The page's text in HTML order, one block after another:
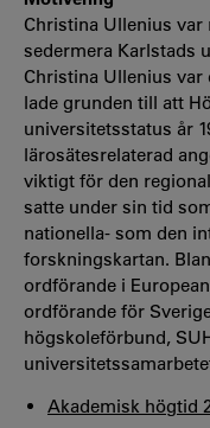
Christina Ullenius var
sedermera Karlstads
Christina Ullenius var
lade grunden till att
universitetsstatus år
lärosätesrelaterad
viktigt för den
satte under sin tid
nationella- som den
forskningskartan.
ordförande i
ordförande för
högskoleförbund,
Akademisk högtid